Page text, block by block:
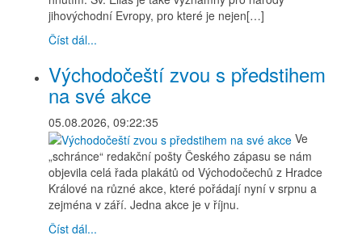
jihovýchodní Evropy, pro které je nejen[…]
Číst dál...
Východočeští zvou s předstihem
na své akce
05.08.2026, 09:22:35
Ve
„schránce“ redakční pošty Českého zápasu se nám
objevila celá řada plakátů od Východočechů z Hradce
Králové na různé akce, které pořádají nyní v srpnu a
zejména v září. Jedna akce je v říjnu.
Číst dál...